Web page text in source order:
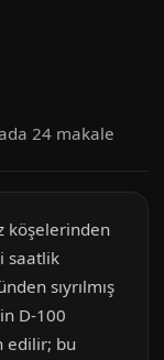
24 makale
köşelerinden
saatlik
sıyrılmış
D-100
edilir; bu